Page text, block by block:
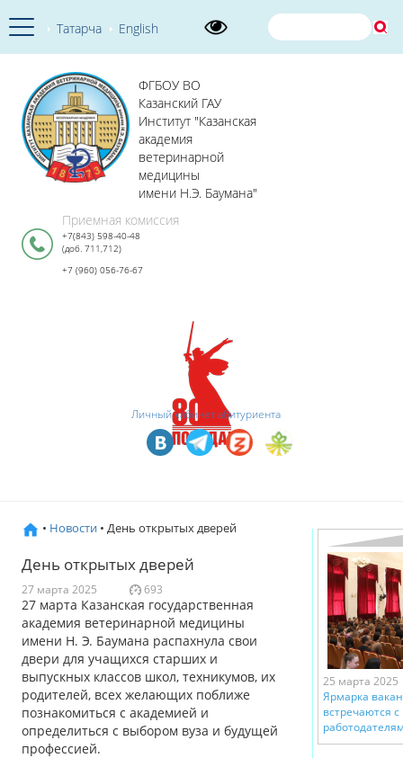
Татарча English
ФГБОУ ВО
Казанский ГАУ
Институт "Казанская
академия
ветеринарной
медицины
имени Н.Э. Баумана"
Приемная комиссия
+7(843) 598-40-48
(доб. 711,712)
+7 (960) 056-76-67
Личный кабинет абитуриента
• Новости • День открытых дверей
День открытых дверей
27 марта 2025 693
27 марта Казанская государственная
академия ветеринарной медицины
имени Н. Э. Баумана распахнула свои
двери для учащихся старших и
выпускных классов школ, техникумов, их
родителей, всех желающих поближе
познакомиться с академией и
определиться с выбором вуза и будущей
профессией.
25 марта 2025
Ярмарка
встречаются